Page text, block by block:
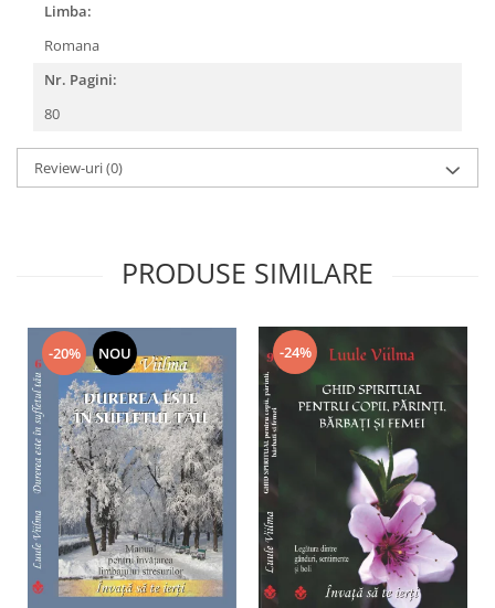
Limba:
Romana
Nr. Pagini:
80
Review-uri(0)
PRODUSE SIMILARE
-20% NOU -24%